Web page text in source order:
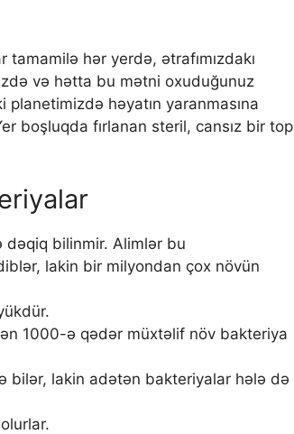
hər yerdə, ətrafımızdakı
və hətta bu mətni oxuduğunuz
həyatın yaranmasına
boşluqda fırlanan steril, cansız bir top
bilinmir. Alimlər bu
lakin bir milyondan çox növün
1000-ə qədər müxtəlif növ bakteriya
bilər, lakin adətən bakteriyalar hələ də